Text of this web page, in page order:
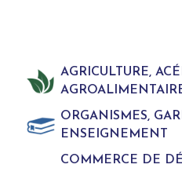
AGRICULTURE,
ORGANISMES,
ENSEIGNEMENT
COMMERCE DE